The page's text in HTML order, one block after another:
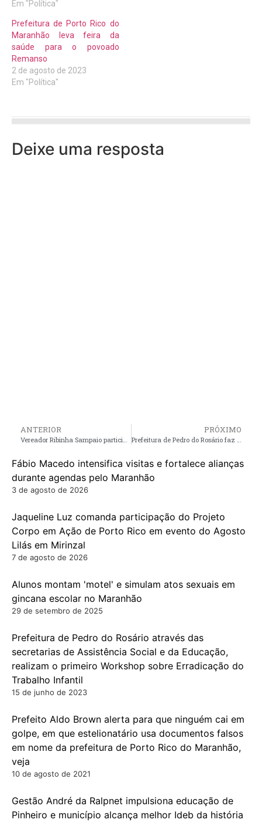
Em "Política"
Prefeitura de Porto Rico do
Maranhão leva feira da
saúde para o povoado
Remanso
2 de agosto de 2023
Em "Política"
Deixe uma resposta
ANTERIOR PRÓXIMO
Fábio Macedo intensifica visitas e fortalece alianças
durante agendas pelo Maranhão
3 de agosto de 2026
Jaqueline Luz comanda participação do Projeto
Corpo em Ação de Porto Rico em evento do Agosto
Lilás em Mirinzal
7 de agosto de 2026
Alunos montam 'motel' e simulam atos sexuais em
gincana escolar no Maranhão
29 de setembro de 2025
Prefeitura de Pedro do Rosário através das
secretarias de Assistência Social e da Educação,
realizam o primeiro Workshop sobre Erradicação do
Trabalho Infantil
15 de junho de 2023
Prefeito Aldo Brown alerta para que ninguém cai em
golpe, em que estelionatário usa documentos falsos
em nome da prefeitura de Porto Rico do Maranhão,
veja
10 de agosto de 2021
Gestão André da Ralpnet impulsiona educação de
Pinheiro e município alcança melhor Ideb da história